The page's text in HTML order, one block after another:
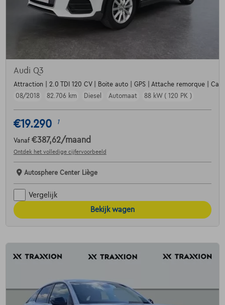
Audi Q3
Attraction | 2.0 TDI 120 CV | Boite auto | GPS | Attache remorque |
08/2018
82.706 km Diesel Automaat 88 kW ( 120 PK )
€19.290 1
Vanaf €387,62/maand
Ontdek het volledige cijfervoorbeeld
Autosphere Center Liège
Vergelijk
Bekijk wagen